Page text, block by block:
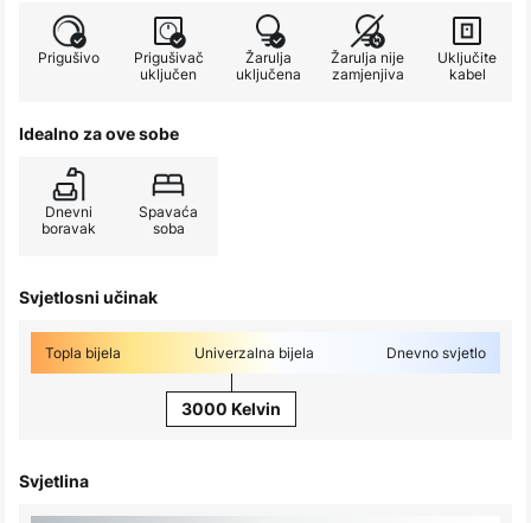
Prigušivo
Prigušivač
uključen
Žarulja
uključena
Žarulja nije
zamjenjiva
Uključite
kabel
Idealno za ove sobe
Dnevni
boravak
Spavaća
soba
Svjetlosni učinak
Topla bijela Univerzalna bijela Dnevno svjetlo
3000 Kelvin
Svjetlina